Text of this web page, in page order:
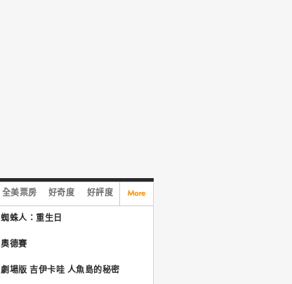
全美票房 好奇度 好評度
蜘蛛人：重生日
奧德賽
劇場版 吉伊卡哇 人魚島的秘密